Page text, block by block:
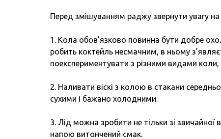
Перед змішуванням раджу звернути увагу
1. Кола обов’язково повинна бути добре
робить коктейль несмачним, в ньому
поекспериментувати з різними видами
2. Наливати віскі з колою в стакани
сухими і бажано холодними.
3. Лід можна зробити не тільки зі
напою витончений смак.